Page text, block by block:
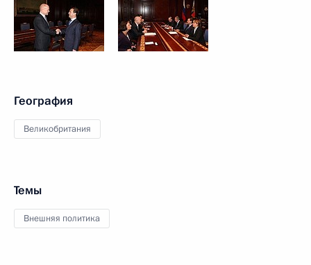
География
Великобритания
Темы
Внешняя политика